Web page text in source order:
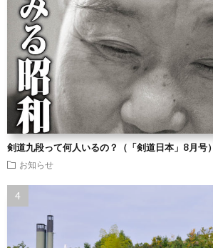
剣道九段って何人いるの？（「剣道日本」8月号）
お知らせ